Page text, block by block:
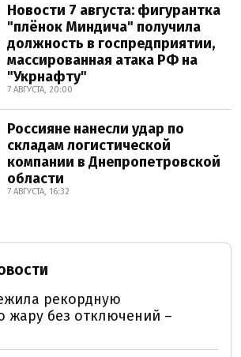
Новости 7 августа: фигурантка
"плёнок Миндича" получила
должность в госпредприятии,
массированная атака РФ на
"Укрнафту"
7 АВГУСТА, 20:00
Россияне нанесли удар по
складам логистической
компании в Днепропетровской
области
7 АВГУСТА, 16:32
рекордную
жару без отключений –